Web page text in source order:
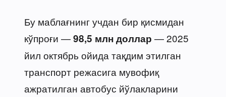
Бу маблағнинг учдан бир қисмидан
кўпроғи —98,5 млн доллар — 2025
йил октябрь ойида тақдим этилган
транспорт режасига мувофиқ
ажратилган автобус йўлакларини